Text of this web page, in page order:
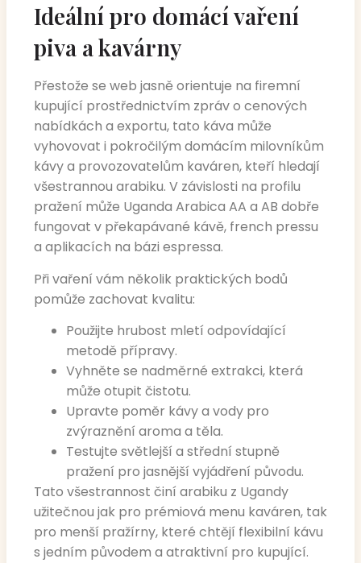
Ideální pro domácí vaření
piva a kavárny
Přestože se web jasně orientuje na firemní
kupující prostřednictvím zpráv o cenových
nabídkách a exportu, tato káva může
vyhovovat i pokročilým domácím milovníkům
kávy a provozovatelům kaváren, kteří hledají
všestrannou arabiku. V závislosti na profilu
pražení může Uganda Arabica AA a AB dobře
fungovat v překapávané kávě, french pressu
a aplikacích na bázi espressa.
Při vaření vám několik praktických bodů
pomůže zachovat kvalitu:
Použijte hrubost mletí odpovídající
metodě přípravy.
Vyhněte se nadměrné extrakci, která
může otupit čistotu.
Upravte poměr kávy a vody pro
zvýraznění aroma a těla.
Testujte světlejší a střední stupně
pražení pro jasnější vyjádření původu.
Tato všestrannost činí arabiku z Ugandy
užitečnou jak pro prémiová menu kaváren, tak
pro menší pražírny, které chtějí flexibilní kávu
s jedním původem a atraktivní pro kupující.